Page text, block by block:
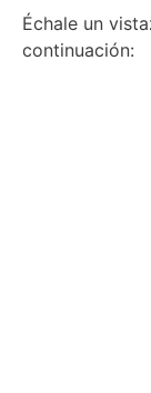
Échale un
continuación: